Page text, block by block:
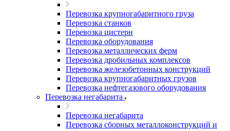
Перевозка крупногабаритного груза
Перевозка станков
Перевозка цистерн
Перевозка оборудования
Перевозка металлических ферм
Перевозка дробильных комплексов
Перевозка железобетонных конструкций
Перевозка крупногабаритных грузов
Перевозка нефтегазового оборудования
Перевозка негабарита
Перевозка негабарита
Перевозка сборных металлоконструкций и